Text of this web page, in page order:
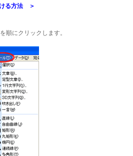
る方法 ＞
を順にクリックします。